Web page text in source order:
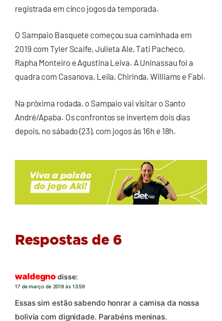
registrada em cinco jogos da temporada.
O Sampaio Basquete começou sua caminhada em
2019 com Tyler Scaife, Julieta Ale, Tati Pacheco,
Rapha Monteiro e Agustina Leiva. A Uninassau foi a
quadra com Casanova, Leila, Chirinda, Williams e Fabi.
Na próxima rodada, o Sampaio vai visitar o Santo
André/Apaba. Os confrontos se invertem dois dias
depois, no sábado (23), com jogos às 16h e 18h.
Respostas de 6
waldegno disse:
17 de março de 2019 às 13:59
Essas sim estão sabendo honrar a camisa da nossa
bolivia com dignidade. Parabéns meninas.